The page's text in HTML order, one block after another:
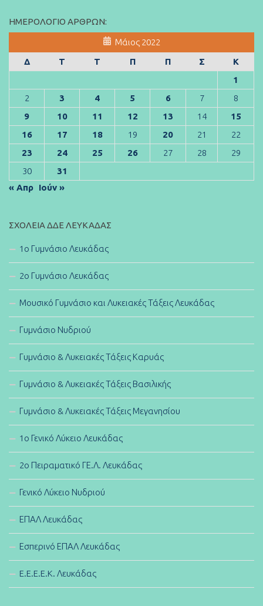
ΗΜΕΡΟΛΌΓΙΟ ΆΡΘΡΩΝ:
Μάιος 2022
Δ
Τ Τ Π Π Σ
Κ
1
2
3 4 5 6 7
8
9
10 11 12 13 14
15
16
17 18 19 20 21
22
23
24 25 26 27 28
29
30
31
« Απρ Ιούν »
ΣΧΟΛΕΊΑ ΔΔΕ ΛΕΥΚΆΔΑΣ
1ο Γυμνάσιο Λευκάδας
2ο Γυμνάσιο Λευκάδας
Μουσικό Γυμνάσιο και Λυκειακές Τάξεις Λευκάδας
Γυμνάσιο Νυδριού
Γυμνάσιο & Λυκειακές Τάξεις Καρυάς
Γυμνάσιο & Λυκειακές Τάξεις Βασιλικής
Γυμνάσιο & Λυκειακές Τάξεις Μεγανησίου
1ο Γενικό Λύκειο Λευκάδας
2ο Πειραματικό ΓΕ.Λ. Λευκάδας
Γενικό Λύκειο Νυδριού
ΕΠΑΛ Λευκάδας
Εσπερινό ΕΠΑΛ Λευκάδας
E.E.E.E.K. Λευκάδας